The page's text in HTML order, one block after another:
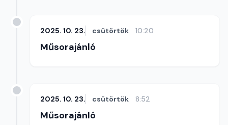
2025. 10. 23. csütörtök 10:20
Műsorajánló
2025. 10. 23. csütörtök 8:52
Műsorajánló